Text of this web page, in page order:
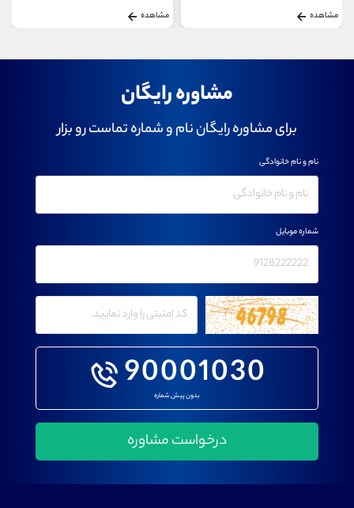
مشاهده مشاهده
مشاوره رایگان
برای مشاوره رایگان نام و شماره تماست رو بزار
90001030
بدون پیش شماره
نام و نام خانوادگی
شماره موبایل